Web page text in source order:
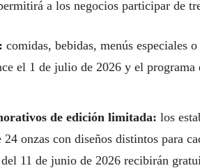
a los negocios participar de
comidas, bebidas, menús especiales
el 1 de julio de 2026 y el
de edición limitada: los
onzas con diseños distintos para
11 de junio de 2026 recibirán